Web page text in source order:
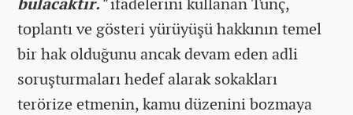
toplantı ve gösteri yürüyüşü hakkının temel
bir hak olduğunu ancak devam eden adli
soruşturmaları hedef alarak sokakları
terörize etmenin, kamu düzenini bozmaya